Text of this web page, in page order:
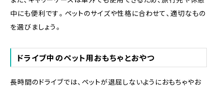
中にも便利です。ペットのサイズや性格に合わせて、適切なもの
を選びましょう。
ドライブ中のペット用おもちゃとおやつ
長時間のドライブでは、ペットが退屈しないようにおもちゃやお